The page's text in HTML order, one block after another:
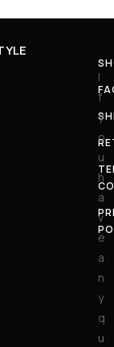
I
f
y
o
u
h
a
v
e
a
n
y
q
u